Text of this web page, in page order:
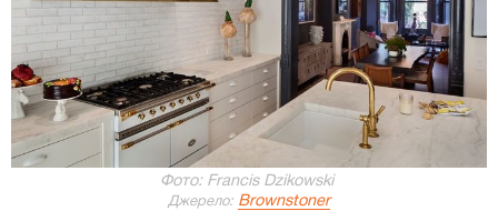
Фото: Francis Dzikowski
Джерело: Brownstoner